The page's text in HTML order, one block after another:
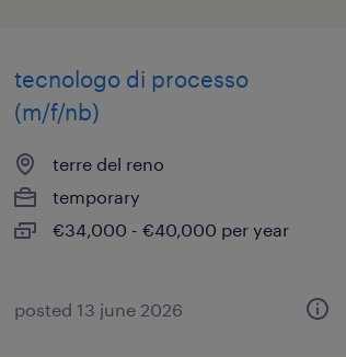
tecnologo di processo
(m/f/nb)
terre del reno
temporary
€34,000 - €40,000 per year
posted 13 june 2026